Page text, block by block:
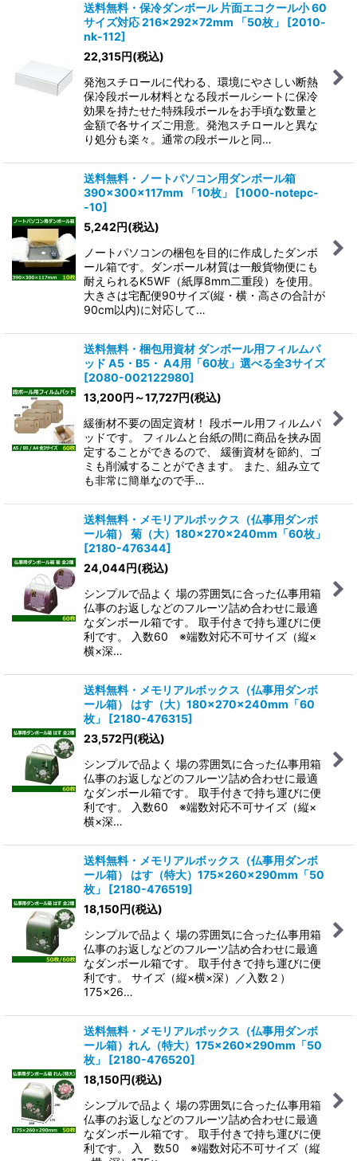
送料無料・保冷ダンボール 片面エコクール小 60
サイズ対応 216×292×72mm 「50枚」
[2010-
nk-112]
22,315円(税込)
発泡スチロールに代わる、環境にやさしい断熱
保冷段ボール材料となる段ボールシートに保冷
効果を持たせた特殊段ボールをお手頃な数量と
金額で各サイズご用意。発泡スチロールと異な
り処分も楽々。通常の段ボールと同…
送料無料・ノートパソコン用ダンボール箱
390×300×117mm 「10枚」
[1000-notepc-
-10]
5,242円(税込)
ノートパソコンの梱包を目的に作成したダンボ
ール箱です。ダンボール材質は一般貨物便にも
耐えられるK5WF（紙厚8mm二重段）を使用。
大きさは宅配便90サイズ(縦・横・高さの合計が
90cm以内)に対応して…
送料無料・梱包用資材 ダンボール用フィルムパ
ッド A5・B5・ A4用「60枚」選べる全3サイズ
[2080-002122980]
13,200円 ～17,727円(税込)
緩衝材不要の固定資材！ 段ボール用フィルムパ
ッドです。 フィルムと台紙の間に商品を挟み固
定することができるので、 緩衝資材を節約、ゴ
ミも削減することができます。 また、組み立て
も非常に簡単なので手…
送料無料・メモリアルボックス（仏事用ダンボ
ール箱） 菊（大）180×270×240mm「60枚」
[2180-476344]
24,044円(税込)
シンプルで品よく 場の雰囲気に合った仏事用箱
仏事のお返しなどのフルーツ詰め合わせに最適
なダンボール箱です。 取手付きで持ち運びに便
利です。 入数60 ※端数対応不可サイズ（縦×
横×深…
送料無料・メモリアルボックス（仏事用ダンボ
ール箱） はす（大）180×270×240mm「60
枚」
[2180-476315]
23,572円(税込)
シンプルで品よく 場の雰囲気に合った仏事用箱
仏事のお返しなどのフルーツ詰め合わせに最適
なダンボール箱です。 取手付きで持ち運びに便
利です。 入数60 ※端数対応不可サイズ（縦×
横×深…
送料無料・メモリアルボックス（仏事用ダンボ
ール箱） はす（特大）175×260×290mm「50
枚」
[2180-476519]
18,150円(税込)
シンプルで品よく 場の雰囲気に合った仏事用箱
仏事のお返しなどのフルーツ詰め合わせに最適
なダンボール箱です。 取手付きで持ち運びに便
利です。 サイズ（縦×横×深）／入数２）
175×26…
送料無料・メモリアルボックス（仏事用ダンボ
ール箱）れん（特大）175×260×290mm「50
枚」
[2180-476520]
18,150円(税込)
シンプルで品よく 場の雰囲気に合った仏事用箱
仏事のお返しなどのフルーツ詰め合わせに最適
なダンボール箱です。 取手付きで持ち運びに便
利です。 入 数50 ※端数対応不可サイズ（縦